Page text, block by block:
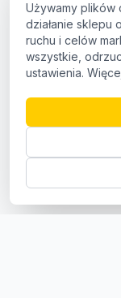
Używamy plików
działanie
ruchu i celów
wszystkie,
ustawienia.